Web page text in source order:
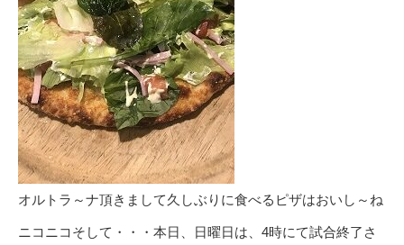
オルトラ～ナ頂きまして久しぶりに食べるピザはおいし～ね
ニコニコそして・・・本日、日曜日は、4時にて試合終了さ